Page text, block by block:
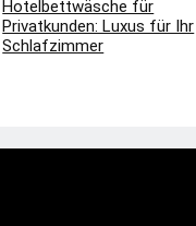
Hotelbettwäsche für
Privatkunden: Luxus für Ihr
Schlafzimmer